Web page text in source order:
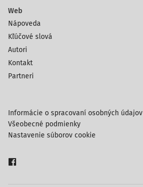
Web
Nápoveda
Kľúčové slová
Autori
Kontakt
Partneri
Informácie o spracovaní osobných údajov
Všeobecné podmienky
Nastavenie súborov cookie